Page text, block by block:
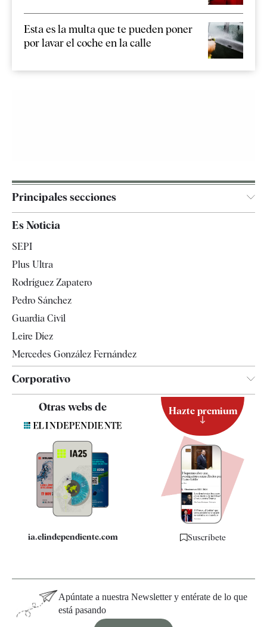
Esta es la multa que te pueden poner
por lavar el coche en la calle
Principales secciones
España
Televisión
Es Noticia
SEPI
Plus Ultra
Rodríguez Zapatero
Pedro Sánchez
Guardia Civil
Leire Díez
Mercedes González Fernández
Corporativo
Contacto
Quiénes somos
Especificaciones
Otras webs de
ia.elindependiente.com
Hazte premium
Suscríbete
Apúntate a nuestra Newsletter y entérate de lo que
está pasando